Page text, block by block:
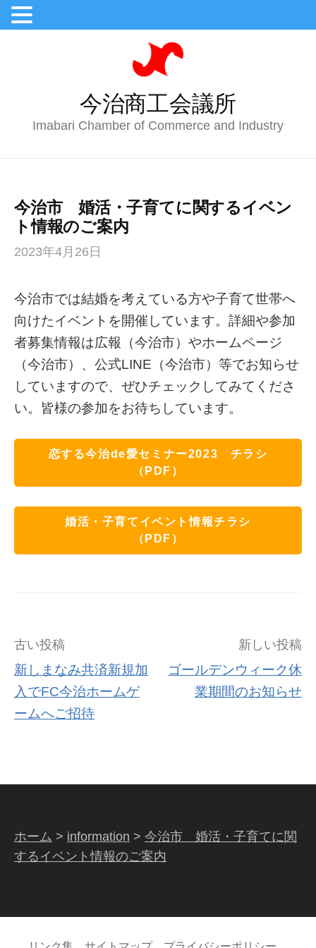
今治商工会議所
Imabari Chamber of Commerce and Industry
今治市 婚活・子育てに関するイベン
ト情報のご案内
2023年4月26日
今治市では結婚を考えている方や子育て世帯へ
向けたイベントを開催しています。詳細や参加
者募集情報は広報（今治市）やホームページ
（今治市）、公式LINE（今治市）等でお知らせ
していますので、ぜひチェックしてみてくださ
い。皆様の参加をお待ちしています。
恋する今治de愛セミナー2023 チラシ
（PDF）
婚活・子育てイベント情報チラシ
（PDF）
古い投稿
新しまなみ共済新規加
入でFC今治ホームゲ
ームへご招待
新しい投稿
ゴールデンウィーク休
業期間のお知らせ
ホーム > information > 今治市 婚活・子育てに関
するイベント情報のご案内